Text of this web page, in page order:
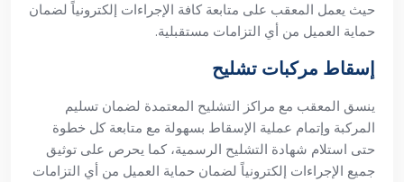
حيث يعمل المعقب على متابعة كافة الإجراءات إلكترونياً لضمان
حماية العميل من أي التزامات مستقبلية.
إسقاط مركبات تشليح
ينسق المعقب مع مراكز التشليح المعتمدة لضمان تسليم
المركبة وإتمام عملية الإسقاط بسهولة مع متابعة كل خطوة
حتى استلام شهادة التشليح الرسمية، كما يحرص على توثيق
جميع الإجراءات إلكترونياً لضمان حماية العميل من أي التزامات